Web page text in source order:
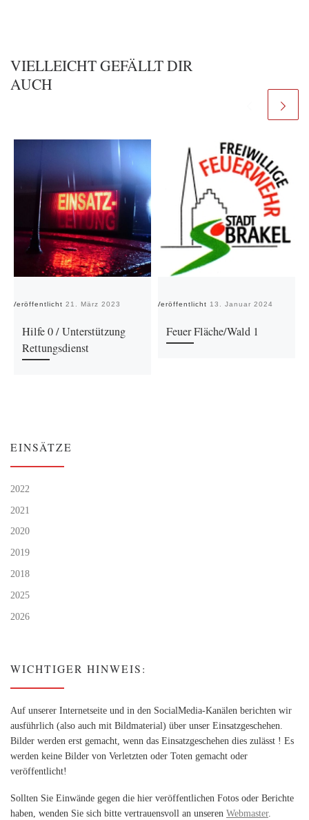
VIELLEICHT GEFÄLLT DIR
AUCH
Veröffentlicht 21. März 2023
Hilfe 0 / Unterstützung
Rettungsdienst
Veröffentlicht 13. Januar 2024
Feuer Fläche/Wald 1
EINSÄTZE
2022
2021
2020
2019
2018
2025
2026
WICHTIGER HINWEIS:
Auf unserer Internetseite und in den SocialMedia-Kanälen berichten wir
ausführlich (also auch mit Bildmaterial) über unser Einsatzgeschehen.
Bilder werden erst gemacht, wenn das Einsatzgeschehen dies zulässt ! Es
werden keine Bilder von Verletzten oder Toten gemacht oder
veröffentlicht!
Sollten Sie Einwände gegen die hier veröffentlichen Fotos oder Berichte
haben, wenden Sie sich bitte vertrauensvoll an unseren Webmaster.